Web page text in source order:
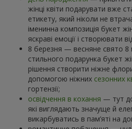
жінці квіти подарувати вже
етикету, який ніколи не
іменинна композиція букет
яскраві емоції і створювати
8 березня — весняне свято
стильного подарунка букет
рішення створити ніжне
допомогою ніжних сезонних
гортензії;
освідчення в кохання — тут
які виглядають значуще й
викарбуватись в пам’яті на